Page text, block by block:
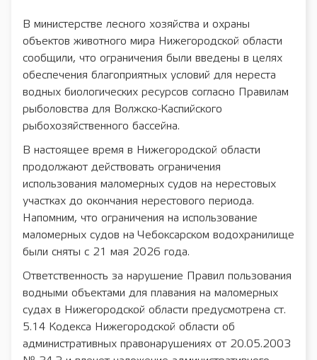
В министерстве лесного хозяйства и охраны
объектов животного мира Нижегородской области
сообщили, что ограничения были введены в целях
обеспечения благоприятных условий для нереста
водных биологических ресурсов согласно Правилам
рыболовства для Волжско-Каспийского
рыбохозяйственного бассейна.
В настоящее время в Нижегородской области
продолжают действовать ограничения
использования маломерных судов на нерестовых
участках до окончания нерестового периода.
Напомним, что ограничения на использование
маломерных судов на Чебоксарском водохранилище
были сняты с 21 мая 2026 года.
Ответственность за нарушение Правил пользования
водными объектами для плавания на маломерных
судах в Нижегородской области предусмотрена ст.
5.14 Кодекса Нижегородской области об
административных правонарушениях от 20.05.2003